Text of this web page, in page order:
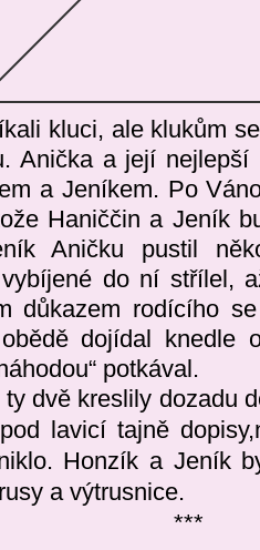
kluci, ale klukům
Anička a její nejlepší
a Jeníkem. Po
Haniččin a Jeník
Aničku pustil
do ní střílel,
důkazem rodícího
dojídal
potkával.
ty dvě kreslily dozadu
lavicí tajně dopisy,
Honzík a Jeník
a výtrusnice.
***